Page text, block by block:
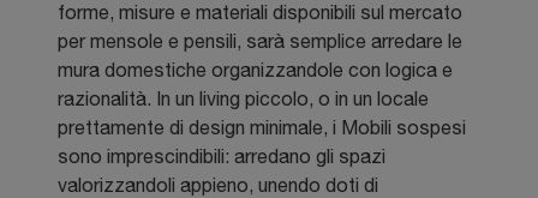
forme, misure e materiali disponibili sul mercato
per mensole e pensili, sarà semplice arredare le
mura domestiche organizzandole con logica e
razionalità. In un living piccolo, o in un locale
prettamente di design minimale, i Mobili sospesi
sono imprescindibili: arredano gli spazi
valorizzandoli appieno, unendo doti di